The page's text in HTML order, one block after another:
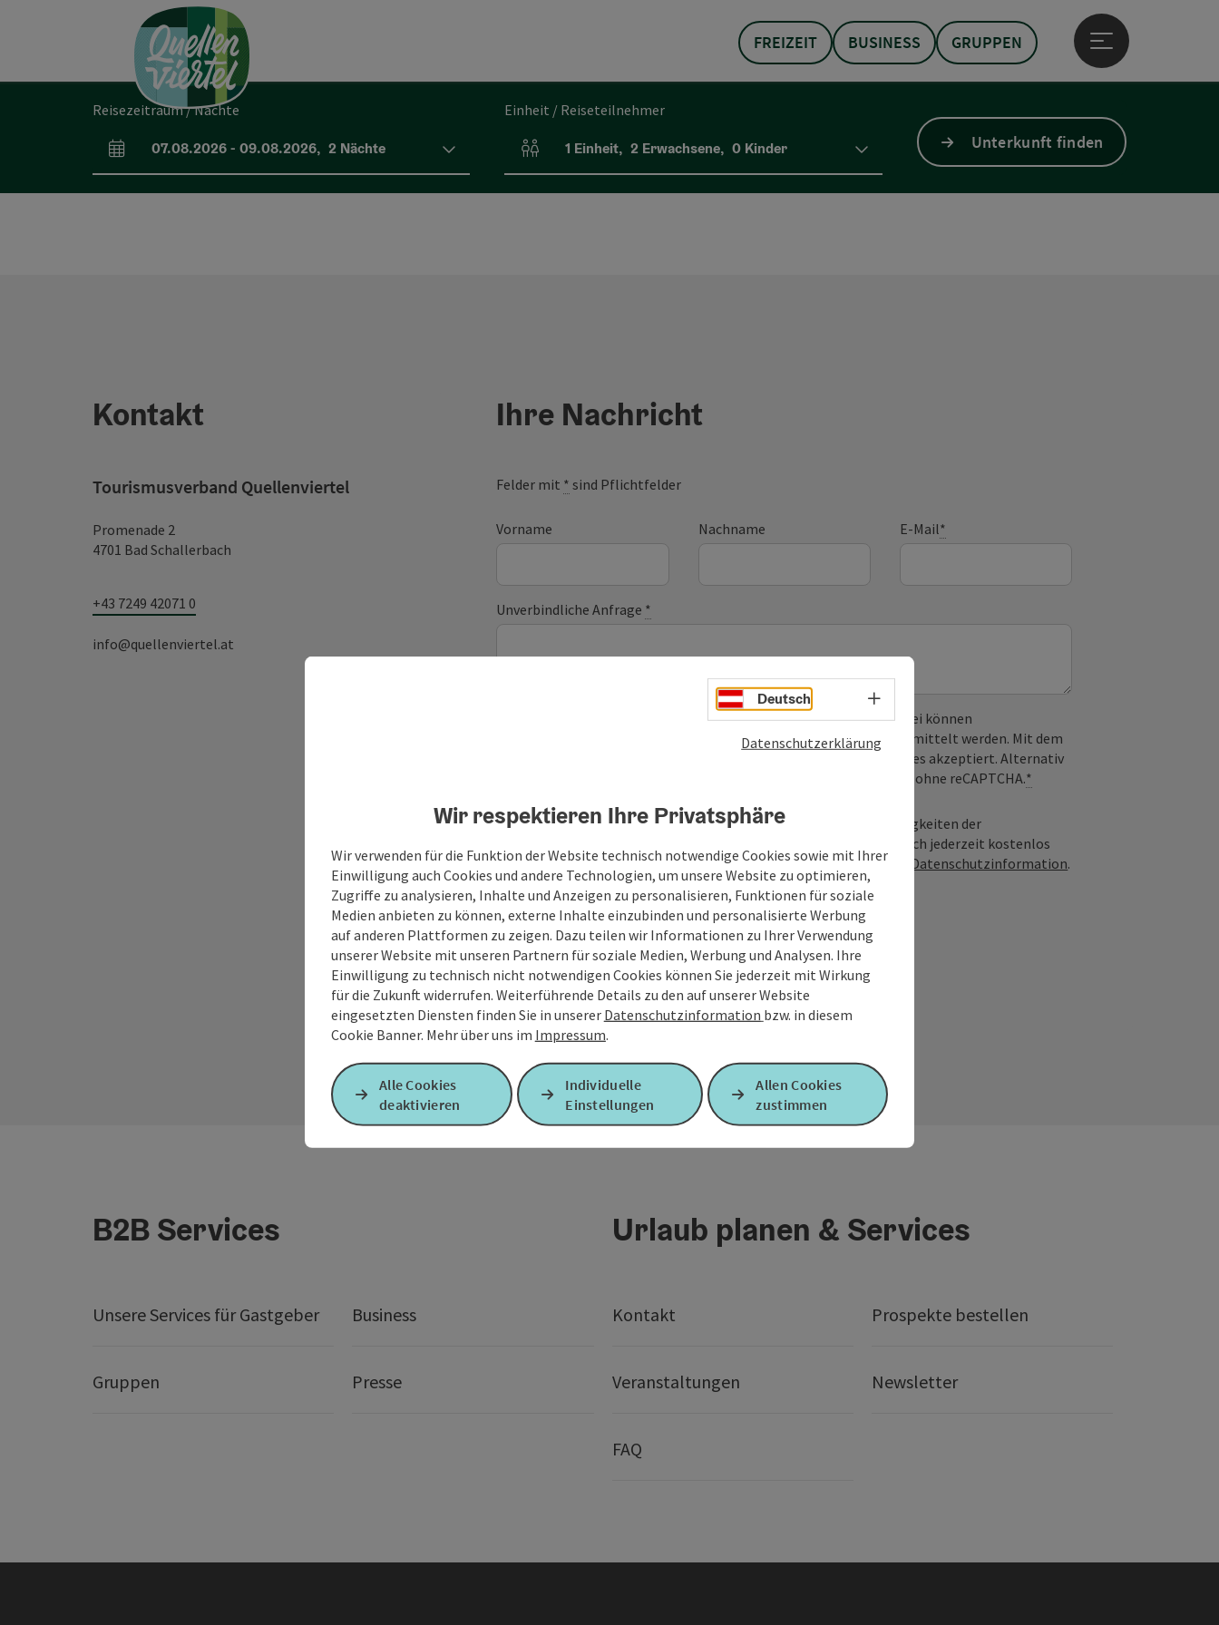
Accesskey
Accesskey
[1]
Zum SeitenanfangAccesskey
[2]
FREIZEIT BUSINESS GRUPPEN
Hauptmenü öffnen
Reisezeitraum / Nächte
An- und Abreisefelder
07.08.2026- 09.08.2026, 2 Nächte
Einheit / Reiseteilnehmer
Einheitenanzahl und Personenfelder
1 Einheit, 2 Erwachsene, 0 Kinder Unterkunft finden
Kontakt
Tourismusverband Quellenviertel
Promenade 2
4701 Bad Schallerbach
+43 7249 42071 0
info@quellenviertel.at
Ihre Nachricht
Felder mit * sind Pflichtfelder
Vorname Nachname E-Mail*
Unverbindliche Anfrage *
Zum Schutz vor Spam wird Google reCAPTCHA verwendet. Dabei können
personenbezogene Daten (z. B. die IP-Adresse) an Google übermittelt werden. Mit dem
Absenden des Formulars werden die dafür erforderlichen Cookies akzeptiert. Alternativ
ist eine Kontaktaufnahme jederzeit per E-Mail möglich – ganz ohne reCAPTCHA.*
Ja, ich möchte den Newsletter mit Infos zu Angeboten und Neuigkeiten der
Urlaubsregion Quellenviertel erhalten. Diese Einwilligung kann ich jederzeit kostenlos
mit Wirkung für die Zukunft widerrufen. Weitere Infos in unserer
Datenschutzinformation.
Senden
B2B Services
Unsere Services für Gastgeber Business
Gruppen Presse
Urlaub planen & Services
Kontakt Prospekte bestellen
Veranstaltungen Newsletter
FAQ
Deutsch Sprachwahl - Menü öffnen
Datenschutzerklärung
Wir respektieren Ihre Privatsphäre
Wir verwenden für die Funktion der Website technisch notwendige Cookies sowie mit Ihrer
Einwilligung auch Cookies und andere Technologien, um unsere Website zu optimieren,
Zugriffe zu analysieren, Inhalte und Anzeigen zu personalisieren, Funktionen für soziale
Medien anbieten zu können, externe Inhalte einzubinden und personalisierte Werbung
auf anderen Plattformen zu zeigen. Dazu teilen wir Informationen zu Ihrer Verwendung
unserer Website mit unseren Partnern für soziale Medien, Werbung und Analysen. Ihre
Einwilligung zu technisch nicht notwendigen Cookies können Sie jederzeit mit Wirkung
für die Zukunft widerrufen. Weiterführende Details zu den auf unserer Website
eingesetzten Diensten finden Sie in unserer Datenschutzinformation bzw. in diesem
Cookie Banner. Mehr über uns im Impressum.
Alle Cookies
deaktivieren
Individuelle
Einstellungen
Allen Cookies
zustimmen